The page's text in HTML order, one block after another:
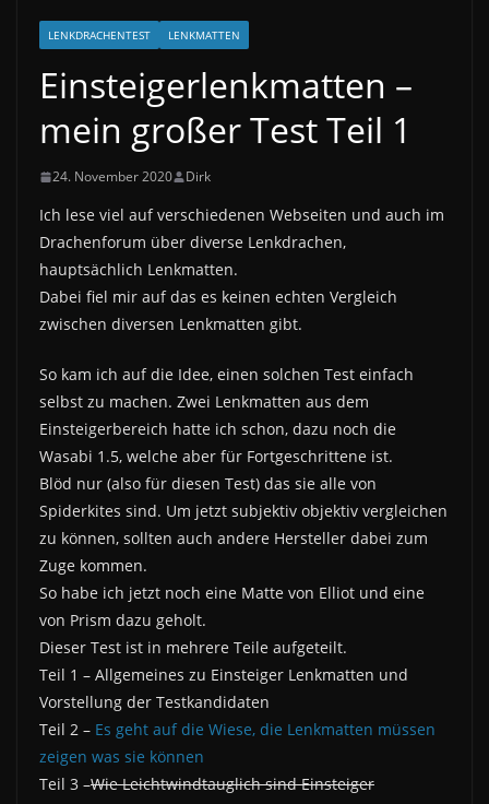
LENKDRACHENTEST LENKMATTEN
Einsteigerlenkmatten –
mein großer Test Teil 1
24. November 2020 Dirk
Ich lese viel auf verschiedenen Webseiten und auch im
Drachenforum über diverse Lenkdrachen,
hauptsächlich Lenkmatten.
Dabei fiel mir auf das es keinen echten Vergleich
zwischen diversen Lenkmatten gibt.
So kam ich auf die Idee, einen solchen Test einfach
selbst zu machen. Zwei Lenkmatten aus dem
Einsteigerbereich hatte ich schon, dazu noch die
Wasabi 1.5, welche aber für Fortgeschrittene ist.
Blöd nur (also für diesen Test) das sie alle von
Spiderkites sind. Um jetzt subjektiv objektiv vergleichen
zu können, sollten auch andere Hersteller dabei zum
Zuge kommen.
So habe ich jetzt noch eine Matte von Elliot und eine
von Prism dazu geholt.
Dieser Test ist in mehrere Teile aufgeteilt.
Teil 1 – Allgemeines zu Einsteiger Lenkmatten und
Vorstellung der Testkandidaten
Teil 2 – Es geht auf die Wiese, die Lenkmatten müssen
zeigen was sie können
Teil 3 –Wie Leichtwindtauglich sind Einsteiger